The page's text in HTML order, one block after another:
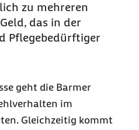
zu mehreren
das in der
Pflegebedürftiger
geht die Barmer
im
Gleichzeitig kommt